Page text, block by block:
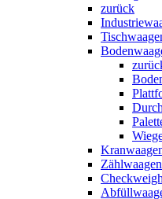
zurück
Zählwaagen